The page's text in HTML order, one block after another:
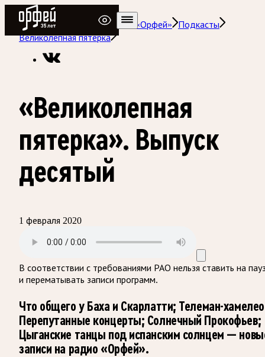
Радио Орфей
Радио классической музыки «Орфей»
Подкасты
Великолепная пятёрка
«Великолепная
пятерка». Выпуск
десятый
1 февраля 2020
В соответствии с требованиями РАО нельзя ставить на
и перематывать записи программ.
Что общего у Баха и Скарлатти; Телеман-
Перепутанные концерты; Солнечный Прокофьев;
Цыганские танцы под испанским солнцем —
записи на радио «Орфей».